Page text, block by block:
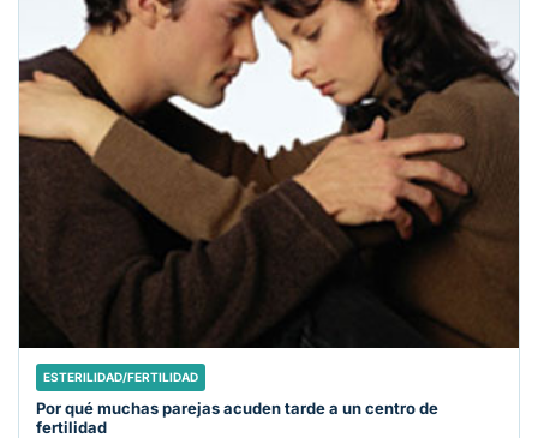
ESTERILIDAD/FERTILIDAD
Por qué muchas parejas acuden tarde a un centro de
fertilidad